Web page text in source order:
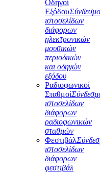
Οδηγοί
Εξόδου
ιστοσελίδων
διάφορων
ηλεκτρονικών
μουσικών
περιοδικών
και οδηγών
εξόδου
Ραδιοφωνικοί
Σταθμοί
ιστοσελίδων
διάφορων
ραδιοφωνικών
σταθμών
Φεστιβάλ
ιστοσελίδων
διάφορων
φεστιβάλ